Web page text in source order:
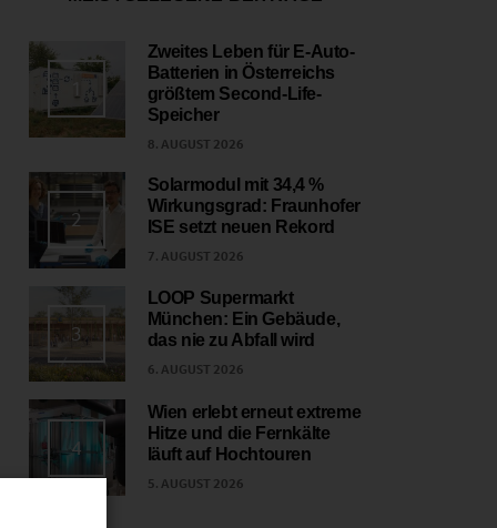
Zweites Leben für E-Auto-
Batterien in Österreichs
größtem Second-Life-
Speicher
8. AUGUST 2026
2
Solarmodul mit 34,4 %
Wirkungsgrad: Fraunhofer
ISE setzt neuen Rekord
7. AUGUST 2026
3
LOOP Supermarkt
München: Ein Gebäude,
das nie zu Abfall wird
6. AUGUST 2026
4
Wien erlebt erneut extreme
Hitze und die Fernkälte
läuft auf Hochtouren
5. AUGUST 2026